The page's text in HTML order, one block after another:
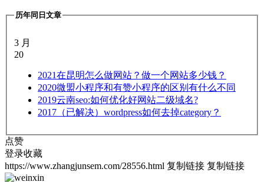
历年同日文章
3 月
20
2021在昆明怎么做网站？做一个网站多少钱？
2020微盟小程序和有赞小程序的区别有什么不同
2019云南seo:如何优化好网站二级域名?
2017 （已解决）wordpress如何去掉category？
点赞
登录收藏
https://www.zhangjunsem.com/28556.html 复制链接 复制链接